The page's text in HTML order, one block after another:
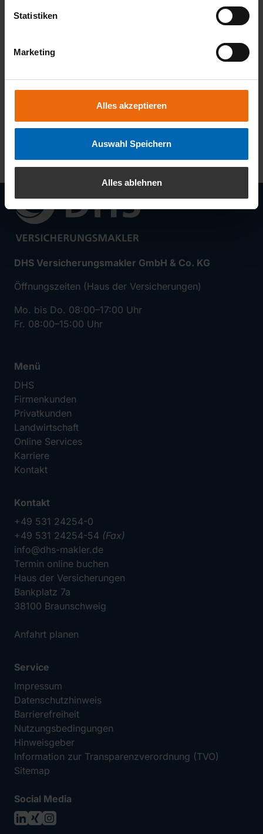
Statistiken
Marketing
Alles akzeptieren
Auswahl Speichern
Alles ablehnen
DHS Versicherungsmakler GmbH & Co. KG
Öffnungszeiten (Haus der Versicherungen)
Mo. bis Do. 08:00–17:00 Uhr
Fr. 08:00–15:00 Uhr
Menü
DHS
Firmenkunden
Privatkunden
Landwirtschaft
Online Services
Karriere
Kontakt
Kontakt
+49 531 24254-0
+49 531 24254-54 (Fax)
info@dhs-makler.de
Termin online buchen
Haus der Versicherungen
Bankplatz 7a
38100 Braunschweig
Anfahrt planen
Service
Impressum
Datenschutzhinweis
Barrierefreiheit
Nutzungsbedingungen
Hinweisgeber
Information zur Transparenzverordnung (TVO)
Sitemap
Social Media
LinkedIn
XINGInstagram